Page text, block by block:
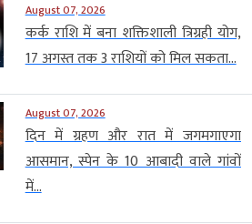
August 07, 2026
कर्क राशि में बना शक्तिशाली त्रिग्रही योग,
17 अगस्त तक 3 राशियों को मिल सकता...
August 07, 2026
दिन में ग्रहण और रात में जगमगाएगा
आसमान, स्पेन के 10 आबादी वाले गांवों
में...